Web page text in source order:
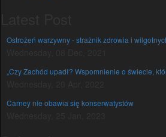
Ostrożeń warzywny - strażnik zdrowia i
„Czy Zachód upadł? Wspomnienie o świecie,
Carney nie obawia się konserwatystów